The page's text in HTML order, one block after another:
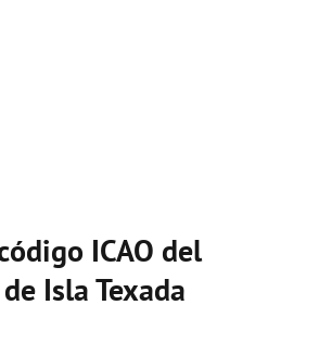
ICAO del
Isla Texada